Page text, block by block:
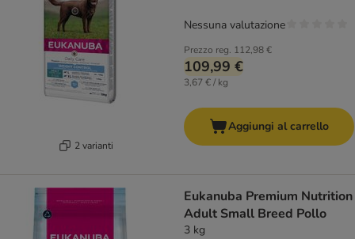
2 varianti
Prezzo reg. 112,98 €
109,99 €
3,67 € / kg
Nessuna valutazione
Aggiungi al carrello
Eukanuba Premium Nutrition
Adult Small Breed Pollo
3 kg